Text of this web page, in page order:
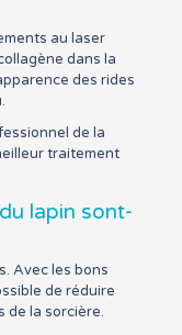
au laser
dans la
des rides
de la
traitement
lapin sont-
Avec les bons
de réduire
de la sorcière.